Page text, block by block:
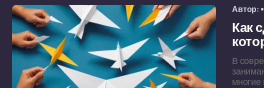
Автор:
Как
В
многие